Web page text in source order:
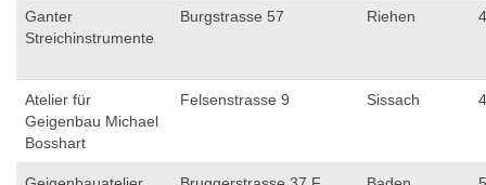
Ganter
Streichinstrumente
Burgstrasse 57 Riehen
Atelier für
Geigenbau Michael
Bosshart
Felsenstrasse 9 Sissach